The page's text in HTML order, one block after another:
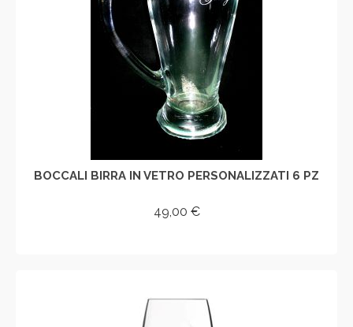
BOCCALI BIRRA IN VETRO PERSONALIZZATI 6 PZ
49,00 €